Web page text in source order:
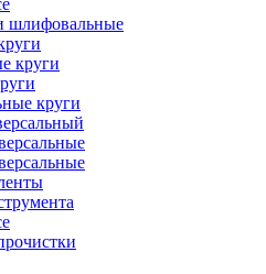
шлифовальные
круги
круги